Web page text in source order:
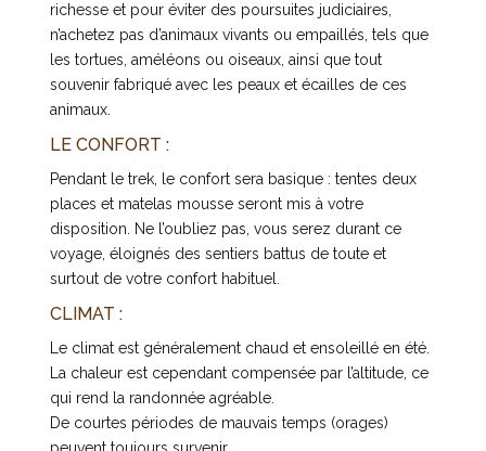
richesse et pour éviter des poursuites judiciaires,
n’achetez pas d’animaux vivants ou empaillés, tels que
les tortues, améléons ou oiseaux, ainsi que tout
souvenir fabriqué avec les peaux et écailles de ces
animaux.
LE CONFORT :
Pendant le trek, le confort sera basique : tentes deux
places et matelas mousse seront mis à votre
disposition. Ne l’oubliez pas, vous serez durant ce
voyage, éloignés des sentiers battus de toute et
surtout de votre confort habituel.
CLIMAT :
Le climat est généralement chaud et ensoleillé en été.
La chaleur est cependant compensée par l’altitude, ce
qui rend la randonnée agréable.
De courtes périodes de mauvais temps (orages)